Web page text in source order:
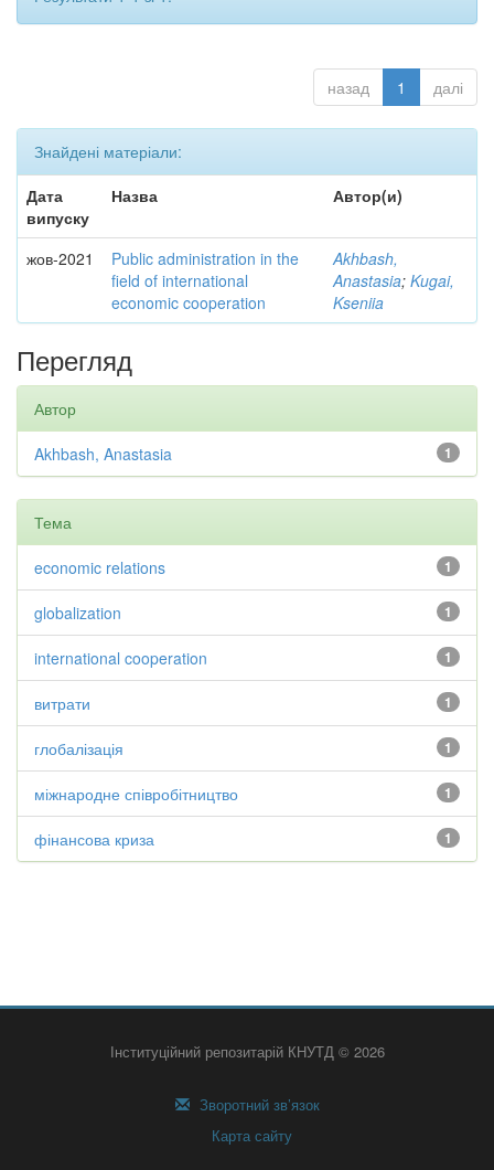
назад 1 далі
Знайдені матеріали:
Дата
випуску
Назва Автор(и)
жов-2021
Public administration in the
field of international
economic cooperation
Akhbash,
Anastasia; Kugai,
Kseniia
Перегляд
Автор
1
Akhbash, Anastasia
Тема
1
economic relations
1
globalization
1
international cooperation
1
витрати
1
глобалізація
1
міжнародне співробітництво
1
фінансова криза
Інституційний репозитарій КНУТД © 2026
Зворотний зв’язок
Карта сайту